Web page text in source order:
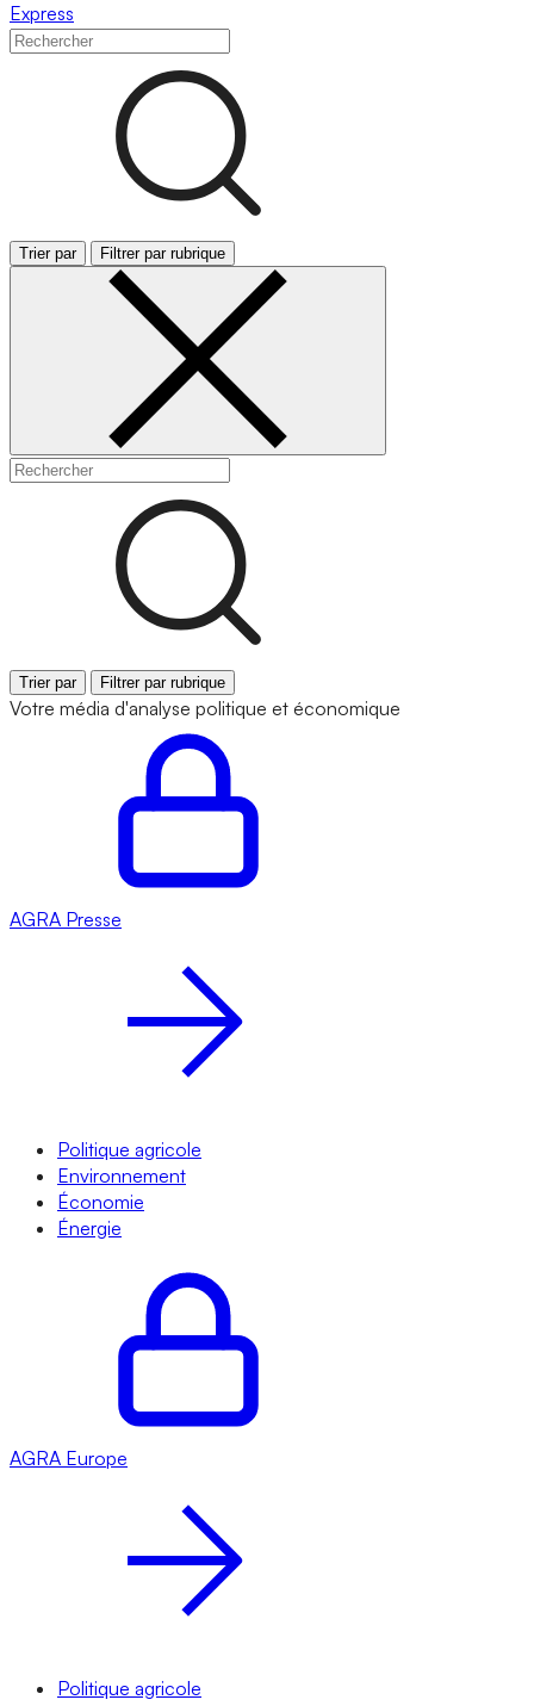
Express
Trier par Filtrer par rubrique
Trier par Filtrer par rubrique
Votre média d'analyse politique et économique
AGRA Presse
Politique agricole
Environnement
Économie
Énergie
AGRA Europe
Politique agricole